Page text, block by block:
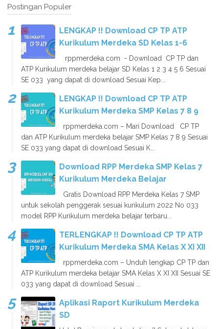
Postingan Populer
LENGKAP !! Download CP TP ATP
Kurikulum Merdeka SD Kelas 1-6
rppmerdeka.com - Download CP TP dan
ATP Kurikulum merdeka belajar SD Kelas 1 2 3 4 5 6 Sesuai
SE 033 yang dapat di download Sesuai Kep...
LENGKAP !! Download CP TP ATP
Kurikulum Merdeka SMP Kelas 7 8 9
rppmerdeka.com – Mari Download CP TP
dan ATP Kurikulum merdeka belajar SMP Kelas 7 8 9 Sesuai
SE 033 yang dapat di download Sesuai K...
Download RPP Merdeka SMP Kelas 7
Kurikulum Merdeka Belajar
Gratis Download RPP Merdeka Kelas 7 SMP
untuk sekolah penggerak sesuai kurikulum 2022 No 033
model RPP Kurikulum merdeka belajar terbaru...
TERLENGKAP !! Download CP TP ATP
Kurikulum Merdeka SMA Kelas X XI XII
rppmerdeka.com – Unduh lengkap CP TP dan
ATP Kurikulum merdeka belajar SMA Kelas X XI XII Sesuai SE
033 yang dapat di download Sesuai ...
Aplikasi Raport Kurikulum Merdeka
SD